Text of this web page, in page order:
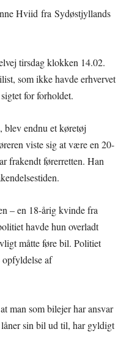
Hviid fra Sydøstjyllands
tirsdag klokken 14.02.
som ikke havde erhvervet
for forholdet.
blev endnu et køretøj
viste sig at være en 20-
frakendt førerretten. Han
– en 18-årig kvinde fra
havde hun overladt
måtte føre bil. Politiet
opfyldelse af
man som bilejer har ansvar
sin bil ud til, har gyldigt